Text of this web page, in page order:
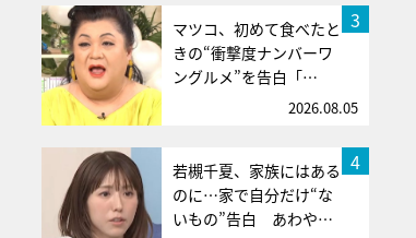
3
マツコ、初めて食べたと
きの“衝撃度ナンバーワ
ングルメ”を告白「…
2026.08.05
4
若槻千夏、家族にはある
のに…家で自分だけ“な
いもの”告白 あわや…